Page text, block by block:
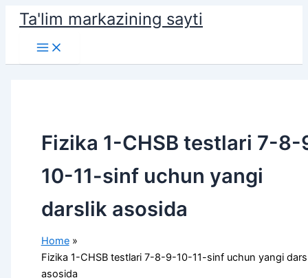
Skip
content
Ta'lim markazining sayti
Main
Menu
Fizika 1-CHSB testlari 7-
10-11-sinf uchun yangi
darslik asosida
Home
Fizika 1-CHSB testlari 7-8-9-10-11-sinf uchun yangi
asosida